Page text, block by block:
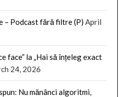
– Podcast fără filtre (P) April
face” la „Hai să înțeleg exact
24, 2026
Nu mănânci algoritmi,